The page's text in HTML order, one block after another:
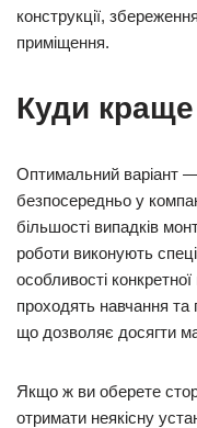
конструкції,
приміщення.
Куди краще
Оптимальний варіант
безпосередньо у
більшості випадків
роботи виконують
особливості
проходять навчання
що дозволяє досягти
Якщо ж ви оберете
отримати неякісну